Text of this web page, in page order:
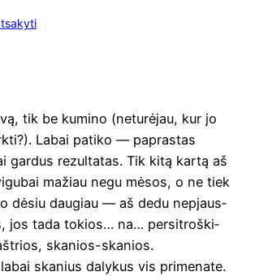
tik be kumi­no (netu­rė­jau, kur jo
Labai pati­ko — papras­tas
gar­dus rezul­ta­tas. Tik kitą kar­tą aš
mažiau negu mėsos, o ne tiek
dėsiu dau­giau — aš dedu nepjaus­
jos tada tokios… na… per­sitroš­ki­
ska­nios-ska­nios.
ska­nius daly­kus vis primenate.